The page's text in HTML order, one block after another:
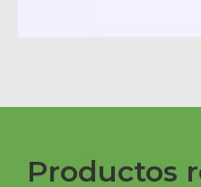
Productos